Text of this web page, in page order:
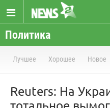
Политика
Лучшее Хорошее Новое
Reuters: На